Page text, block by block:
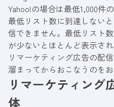
Yahoo!の場合は最低1,000件
最低リスト数に到達しない
信できません。最低リスト
が少ないとほとんど表示さ
リマーケティング広告の配
溜まってからおこなうのをお
リマーケティング
体